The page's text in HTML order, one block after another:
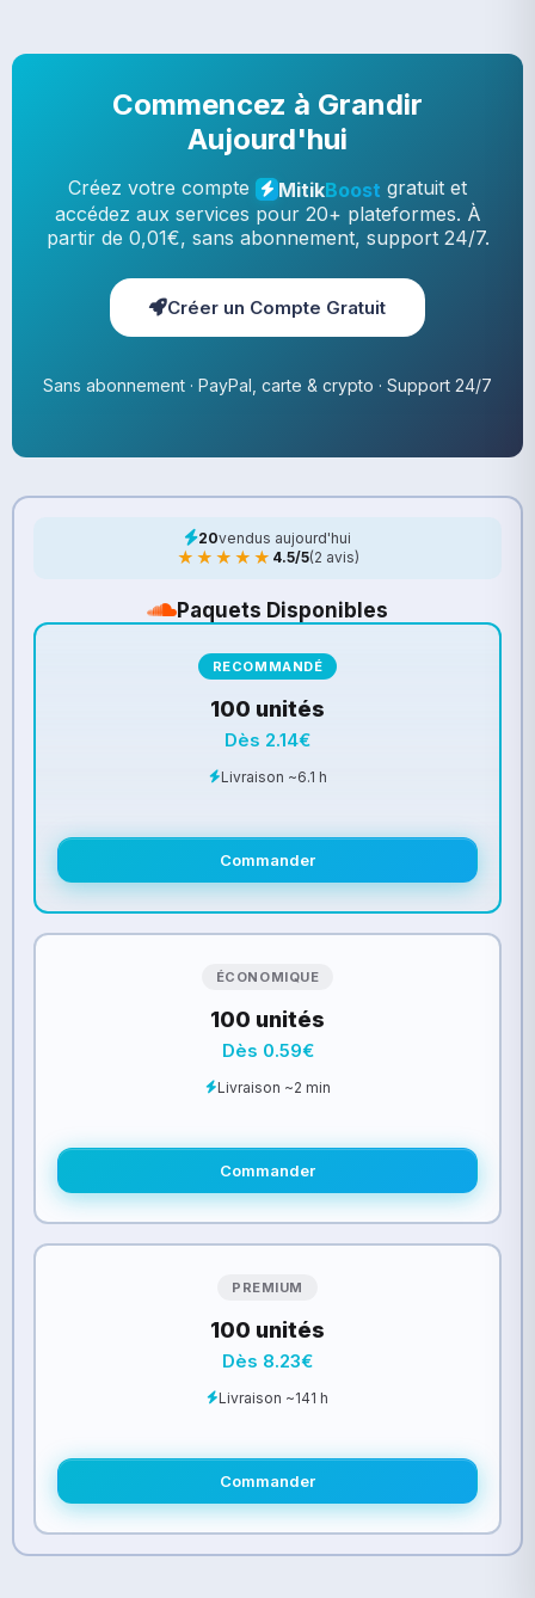
Commencez à Grandir
Aujourd'hui
Créez votre compte MitikBoost gratuit et
accédez aux services pour 20+ plateformes. À
partir de 0,01€, sans abonnement, support 24/7.
Créer un Compte Gratuit
Sans abonnement · PayPal, carte & crypto · Support 24/7
20vendus aujourd'hui
★★★★★ 4.5/5(2 avis)
Paquets Disponibles
ÉCONOMIQUE
100 unités
Dès 0.59€
Livraison ~2 min
Commander
RECOMMANDÉ
100 unités
Dès 2.14€
Livraison ~6.1 h
Commander
PREMIUM
100 unités
Dès 8.23€
Livraison ~141 h
Commander